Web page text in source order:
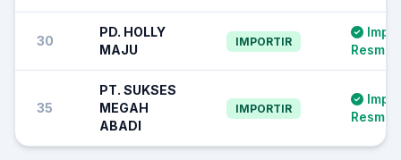
30
PD. HOLLY
MAJU
IMPORTIR
Resmi
35
PT. SUKSES
MEGAH
ABADI
IMPORTIR
Resmi